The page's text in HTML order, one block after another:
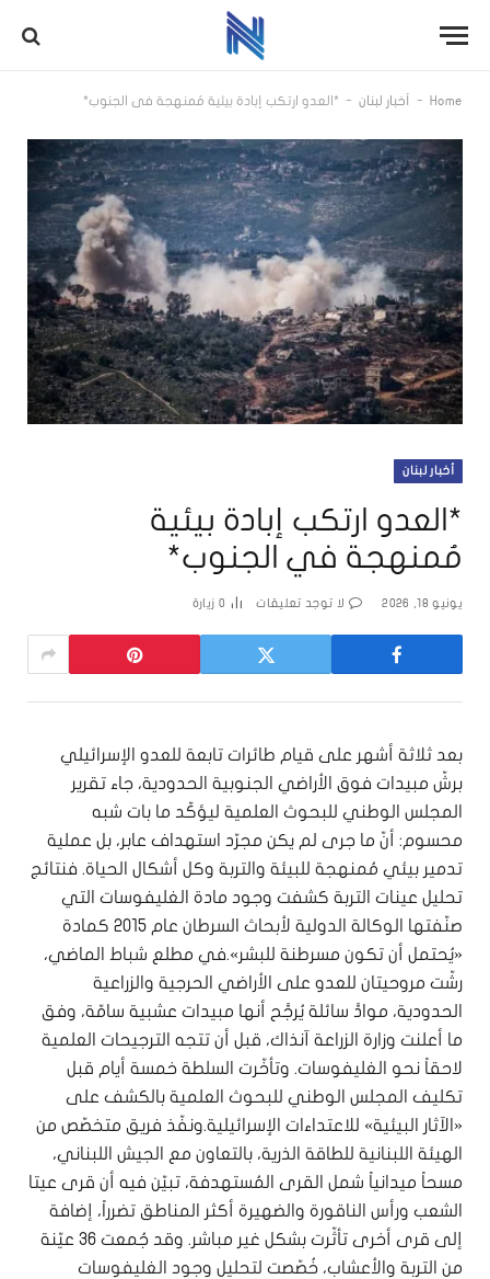
Home
- أخبار لبنان - *العدو ارتكب إبادة بيئية مُمنهجة في الجنوب*
أخبار لبنان
*العدو ارتكب إبادة بيئية
مُمنهجة في الجنوب*
يونيو 18, 2026 لا توجد تعليقات 0 زيارة
بعد ثلاثة أشهر على قيام طائرات تابعة للعدو الإسرائيلي
برشّ مبيدات فوق الأراضي الجنوبية الحدودية، جاء تقرير
المجلس الوطني للبحوث العلمية ليؤكّد ما بات شبه
محسوم: أنّ ما جرى لم يكن مجرّد استهداف عابر، بل عملية
تدمير بيئي مُمنهجة للبيئة والتربة وكل أشكال الحياة. فنتائج
تحليل عينات التربة كشفت وجود مادة الغليفوسات التي
صنّفتها الوكالة الدولية لأبحاث السرطان عام 2015 كمادة
«يُحتمل أن تكون مسرطنة للبشر».في مطلع شباط الماضي،
رشّت مروحيتان للعدو على الأراضي الحرجية والزراعية
الحدودية، موادَّ سائلة يُرجَّح أنها مبيدات عشبية سامّة، وفق
ما أعلنت وزارة الزراعة آنذاك، قبل أن تتجه الترجيحات العلمية
لاحقاً نحو الغليفوسات. وتأخّرت السلطة خمسة أيام قبل
تكليف المجلس الوطني للبحوث العلمية بالكشف على
«الآثار البيئية» للاعتداءات الإسرائيلية.ونفّذ فريق متخصّص من
الهيئة اللبنانية للطاقة الذرية، بالتعاون مع الجيش اللبناني،
مسحاً ميدانياً شمل القرى المُستهدفة، تبيّن فيه أن قرى عيتا
الشعب ورأس الناقورة والضهيرة أكثر المناطق تضرراً، إضافة
إلى قرى أخرى تأثّرت بشكل غير مباشر. وقد جُمعت 36 عيّنة
من التربة والأعشاب، خُصّصت لتحليل وجود الغليفوسات